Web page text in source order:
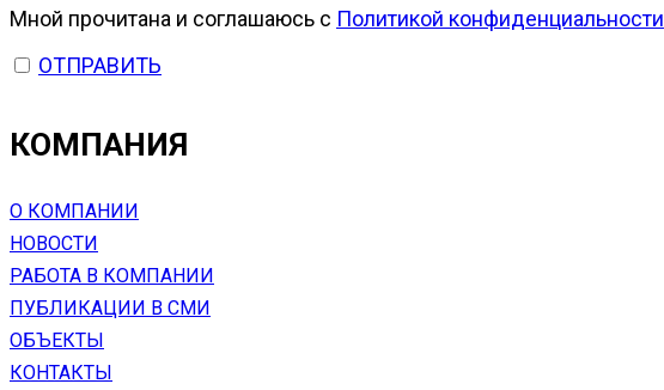
Мной прочитана и соглашаюсь с Политикой конфиденциальности
ОТПРАВИТЬ
КОМПАНИЯ
О КОМПАНИИ
НОВОСТИ
РАБОТА В КОМПАНИИ
ПУБЛИКАЦИИ В СМИ
ОБЪЕКТЫ
КОНТАКТЫ